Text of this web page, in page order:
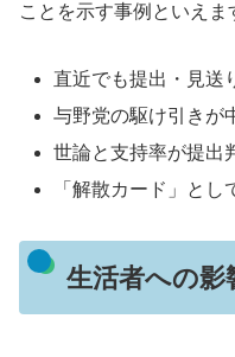
ことを示す事例といえま
直近でも提出・見送
与野党の駆け引きが
世論と支持率が提出
「解散カード」とし
生活者への影